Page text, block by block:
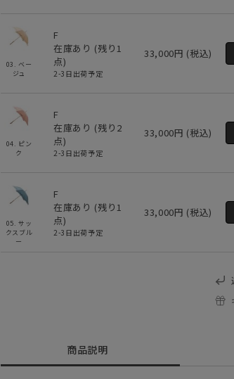
03. ベー
ジュ
F
在庫あり (残り1
点)
2-3日出荷予定
33,000円 (税込)
04. ピン
ク
F
在庫あり (残り 2
点)
2-3日出荷予定
33,000円 (税込)
05. サッ
クスブル
ー
F
在庫あり (残り1
点)
2-3日出荷予定
33,000円 (税込)
商品説明